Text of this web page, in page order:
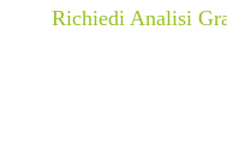
Richiedi Analisi